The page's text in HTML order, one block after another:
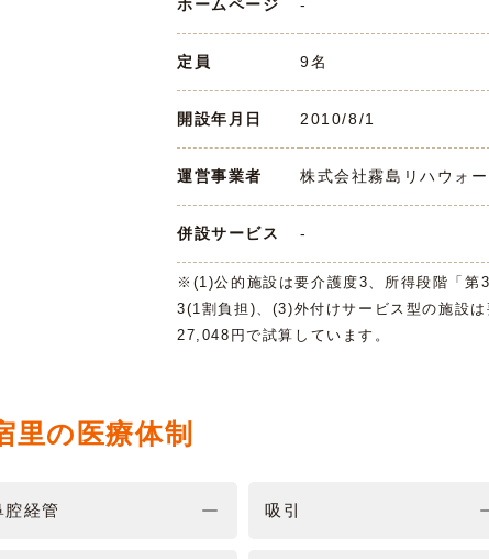
ホームページ -
定員 9名
開設年月日 2010/8/1
運営事業者 株式会社霧島リハウォ
併設サービス -
※(1)公的施設は要介護度3、所得段階「
3(1割負担)、(3)外付けサービス型の施設
27,048円で試算しています。
里の医療体制
腔経管 吸引